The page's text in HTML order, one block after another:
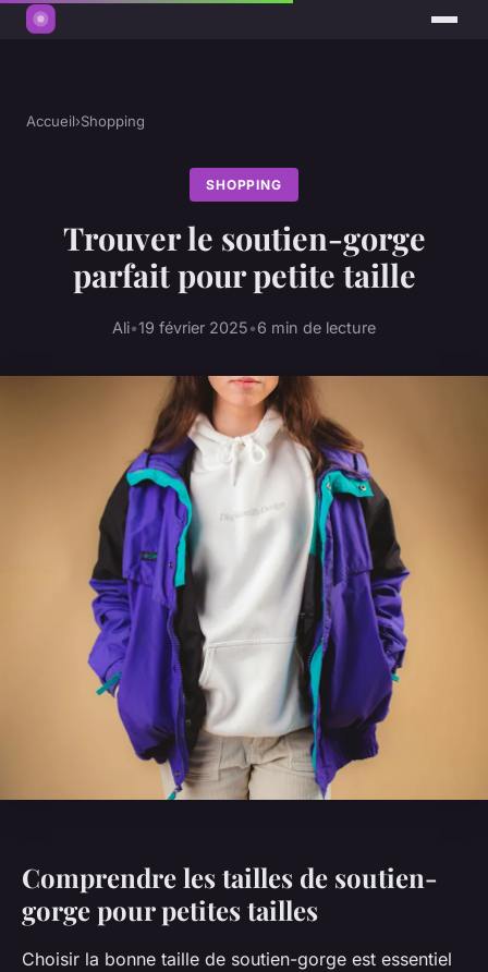
Accueil›Shopping
SHOPPING
Trouver le soutien-gorge
parfait pour petite taille
Ali•19 février 2025•6 min de lecture
Comprendre les tailles de soutien-
gorge pour petites tailles
Choisir la bonne taille de soutien-gorge est essentiel